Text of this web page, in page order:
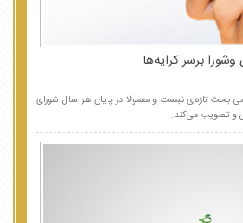
برسر کرایه‌ها
بحث تازه‌ای نیست و معمولا در پایان هر سال شورای
و تصویب می‌کند.